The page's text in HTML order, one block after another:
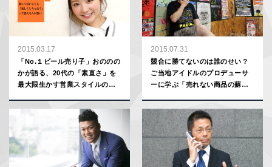
2015.03.17
「No.１ビール売り子」おののの
かが語る、20代の「素直さ」を
最大限生かす営業スタイルのす
2015.07.31
競合に勝てないのは誰のせい？
ご当地アイドルのプロデューサ
ーに学ぶ「売れない商品の蘇ら